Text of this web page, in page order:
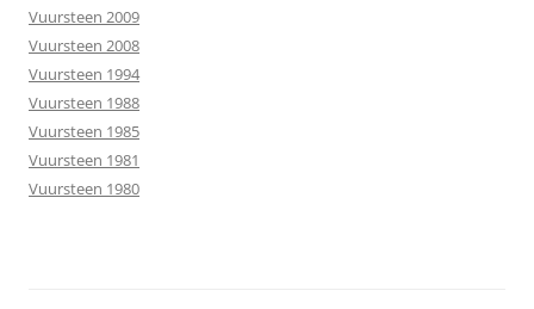
Vuursteen 2009
Vuursteen 2008
Vuursteen 1994
Vuursteen 1988
Vuursteen 1985
Vuursteen 1981
Vuursteen 1980